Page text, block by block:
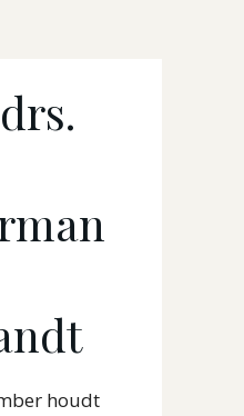
houdt